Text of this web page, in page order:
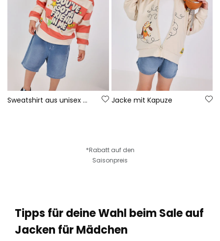
Sweatshirt aus unisex mit Streifen Jacke mit Kapuze
*Rabatt auf den
Saisonpreis
Tipps für deine Wahl beim Sale auf
Jacken für Mädchen